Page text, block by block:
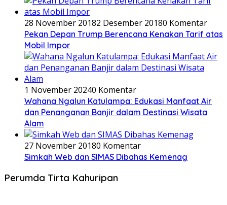
28 November 20182 Desember 20180 Komentar
Pekan Depan Trump Berencana Kenakan Tarif atas
Mobil Impor
1 November 20240 Komentar
Wahana Ngalun Katulampa: Edukasi Manfaat Air
dan Penanganan Banjir dalam Destinasi Wisata
Alam
27 November 20180 Komentar
Simkah Web dan SIMAS Dibahas Kemenag
Perumda Tirta Kahuripan